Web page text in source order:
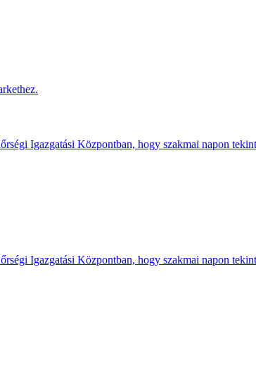
Igazgatási Központban, hogy szakmai napon
Igazgatási Központban, hogy szakmai napon